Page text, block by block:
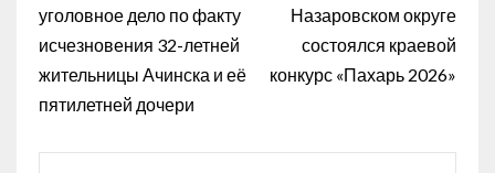
уголовное дело по факту
исчезновения 32-летней
жительницы Ачинска и её
пятилетней дочери
Назаровском округе
состоялся краевой
конкурс «Пахарь 2026»